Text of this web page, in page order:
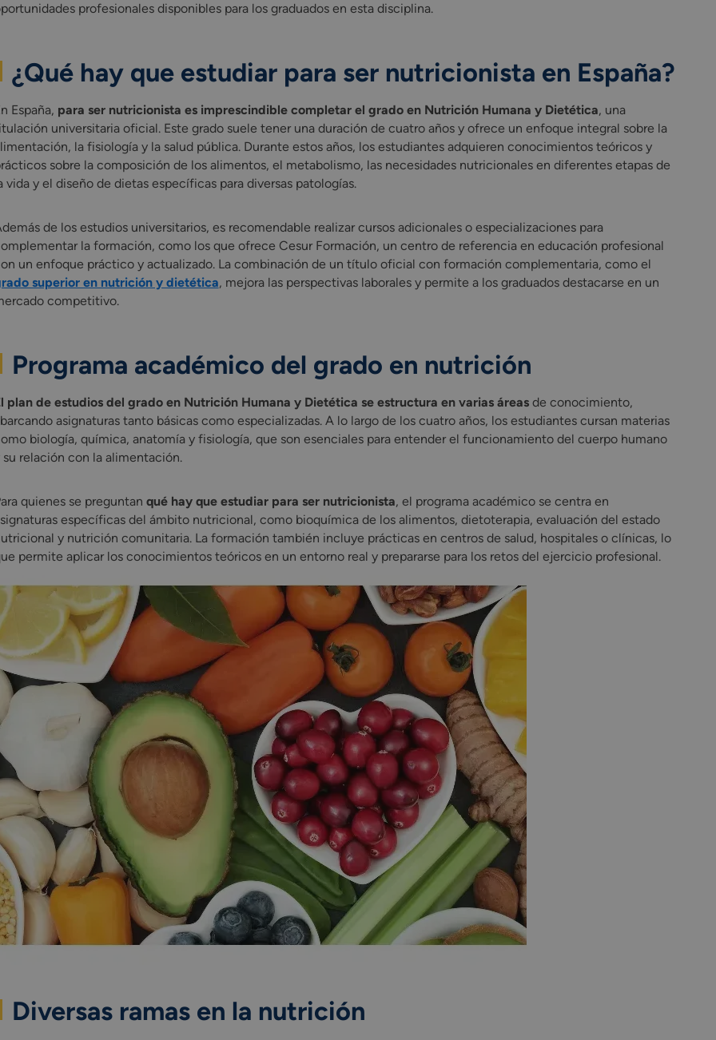
profesionales disponibles para los graduados en esta disciplina.
¿Qué hay que estudiar para ser nutricionista en España?
España, para ser nutricionista es imprescindible completar el grado en Nutrición Humana y Dietética, una
universitaria oficial. Este grado suele tener una duración de cuatro años y ofrece un enfoque integral sobre la
la fisiología y la salud pública. Durante estos años, los estudiantes adquieren conocimientos teóricos y
sobre la composición de los alimentos, el metabolismo, las necesidades nutricionales en diferentes etapas de
vida y el diseño de dietas específicas para diversas patologías.
de los estudios universitarios, es recomendable realizar cursos adicionales o especializaciones para
la formación, como los que ofrece Cesur Formación, un centro de referencia en educación profesional
un enfoque práctico y actualizado. La combinación de un título oficial con formación complementaria, como el
superior en nutrición y dietética, mejora las perspectivas laborales y permite a los graduados destacarse en un
competitivo.
Programa académico del grado en nutrición
plan de estudios del grado en Nutrición Humana y Dietética se estructura en varias áreasde conocimiento,
asignaturas tanto básicas como especializadas. A lo largo de los cuatro años, los estudiantes cursan materias
biología, química, anatomía y fisiología, que son esenciales para entender el funcionamiento del cuerpo humano
su relación con la alimentación.
quienes se preguntan qué hay que estudiar para ser nutricionista, el programa académico se centra en
específicas del ámbito nutricional, como bioquímica de los alimentos, dietoterapia, evaluación del estado
y nutrición comunitaria. La formación también incluye prácticas en centros de salud, hospitales o clínicas, lo
permite aplicar los conocimientos teóricos en un entorno real y prepararse para los retos del ejercicio profesional.
Diversas ramas en la nutrición